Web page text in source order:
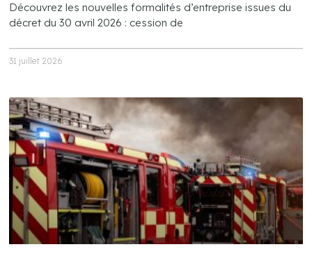
Découvrez les nouvelles formalités d’entreprise issues du
décret du 30 avril 2026 : cession de
31 juillet 2026